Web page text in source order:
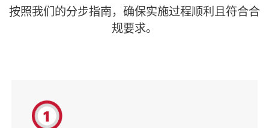
按照我们的分步指南，确保实施过程顺利且符合合
规要求。